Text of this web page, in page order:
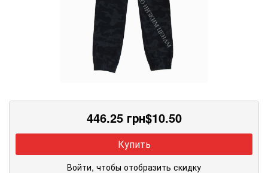
446.25грн$10.50
Купить
Войти, чтобы отобразить скидку